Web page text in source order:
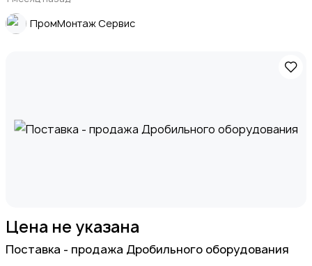
ПромМонтаж Сервис
Цена не указана
Поставка - продажа Дробильного оборудования